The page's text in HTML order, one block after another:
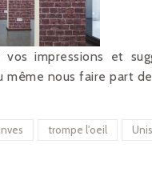
vos impressions et
même nous faire part
trompe l'oeil Unis